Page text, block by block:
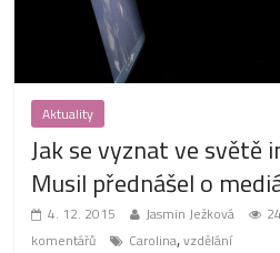
Aktuality
Jak se vyznat ve světě
Musil přednášel o
4. 12. 2015 Jasmin Ježková
komentářů
Carolina,vzdělání